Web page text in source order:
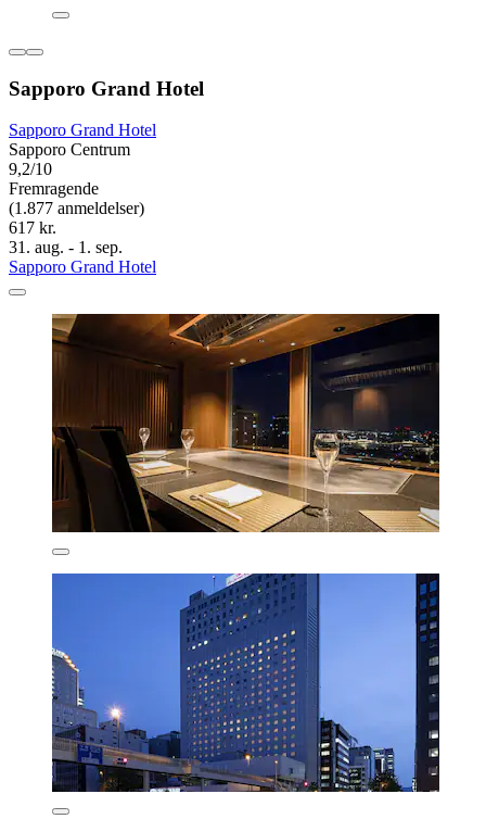
Sapporo Grand Hotel
Sapporo Grand Hotel
Sapporo Centrum
9,2/10
Fremragende
(1.877 anmeldelser)
617 kr.
31. aug. - 1. sep.
Sapporo Grand Hotel